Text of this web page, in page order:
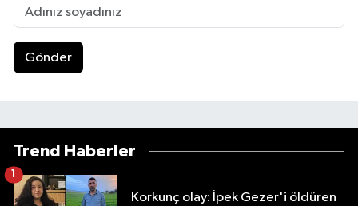
Gönder
Trend Haberler
Korkunç olay: İpek Gezer'i öldüren
1